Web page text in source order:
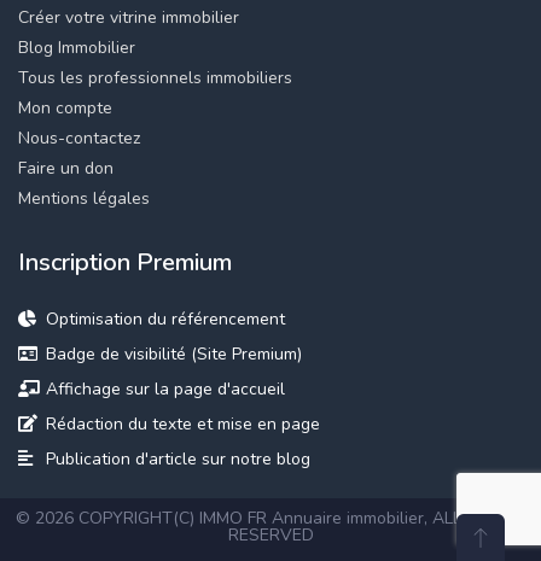
Créer votre vitrine immobilier
Blog Immobilier
Tous les professionnels immobiliers
Mon compte
Nous-contactez
Faire un don
Mentions légales
Inscription Premium
Optimisation du référencement
Badge de visibilité (Site Premium)
Affichage sur la page d'accueil
Rédaction du texte et mise en page
Publication d'article sur notre blog
© 2026 COPYRIGHT(C) IMMO FR Annuaire immobilier, ALL RIGHTS
RESERVED